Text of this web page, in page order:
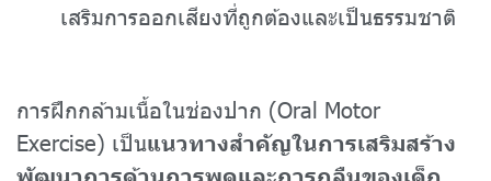
เสริมการออกเสียงที่ถูกต้องและเป็นธรรมชาติ
การฝึกกล้ามเนื้อในช่องปาก (Oral Motor
Exercise) เป็นแนวทางสำคัญในการเสริมสร้าง
พัฒนาการด้านการพูดและการกลืนของเด็ก